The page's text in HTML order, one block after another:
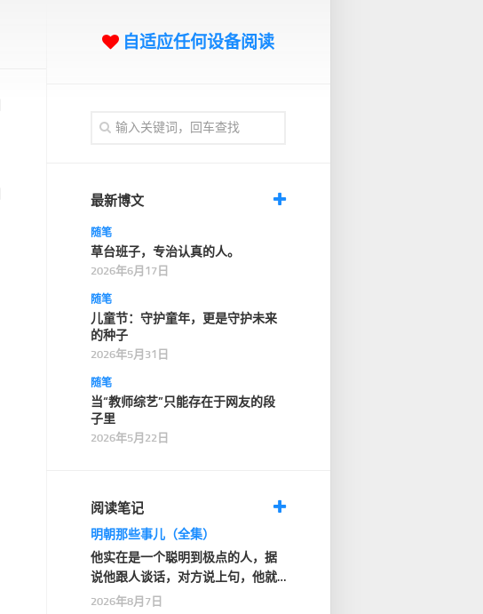
自适应任何设备阅读
最新博文
随笔
草台班子，专治认真的人。
2026年6月17日
随笔
儿童节：守护童年，更是守护未来
的种子
2026年5月31日
随笔
当“教师综艺”只能存在于网友的段
子里
2026年5月22日
阅读笔记
明朝那些事儿（全集）
他实在是一个聪明到极点的人，据
说他跟人谈话，对方说上句，他就
知道人家下句要说什…
2026年8月7日